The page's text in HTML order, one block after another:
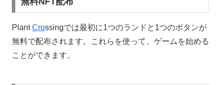
PlantCrossingでは最初に1つのランドと1つのボタンが
無料で配布されます。これらを使って、ゲームを始める
ことができます。